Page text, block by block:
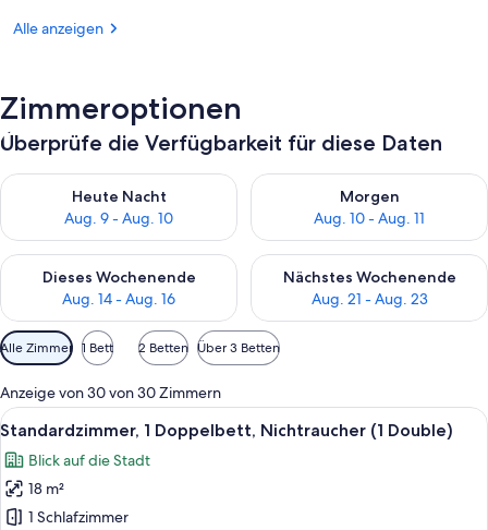
Alle anzeigen
Zimmeroptionen
Überprüfe die Verfügbarkeit für diese Daten
Heute Nacht
Aug. 9 - Aug. 10
Überprüfe die Verfügbarkeit für heute Nacht, Aug. 9 - Aug.
Morgen
Aug. 10 - Aug. 11
Überprüfe die Verfügbarkeit
Dieses Wochenende
Aug. 14 - Aug. 16
Überprüfe die Verfügbarkeit für dieses Wochenende, Aug. 14
Nächstes Wochenende
Aug. 21 - Aug. 23
Überprüfe die Verfügbarkeit
Verfügbare
Filter
für
Zimmer
Alle Zimmer 1 Bett 2 Betten Über 3 Betten
Anzeige von 30 von 30 Zimmern
Alle
Fotos
für
Standardzimmer,
Ein Hotelzimmer mit einem großen
5
Standardzimmer, 1 Doppelbett, Nichtraucher (1 Double)
Blick auf die Stadt
18 m²
1 Schlafzimmer